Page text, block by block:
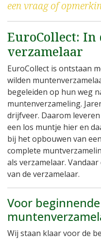
een vraag of
EuroCollect: In
verzamelaar
EuroCollect is ontstaan
wilden
begeleiden op hun weg
muntenverzameling.
drijfveer. Daarom
een los muntje hier en
bij het opbouwen van
complete
als verzamelaar.
van de verzamelaar.
Voor
Wij staan klaar voor de